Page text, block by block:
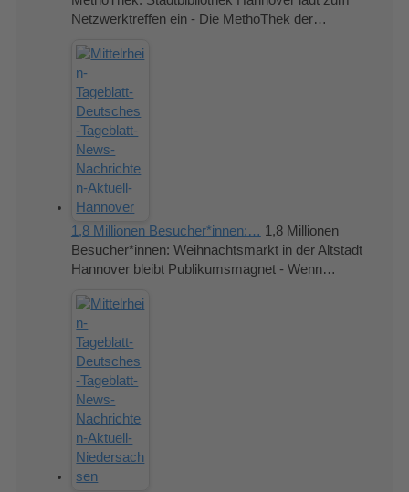
Netzwerktreffen ein - Die MethoThek der…
1,8 Millionen Besucher*innen:… 1,8 Millionen
Besucher*innen: Weihnachtsmarkt in der Altstadt
Hannover bleibt Publikumsmagnet - Wenn…